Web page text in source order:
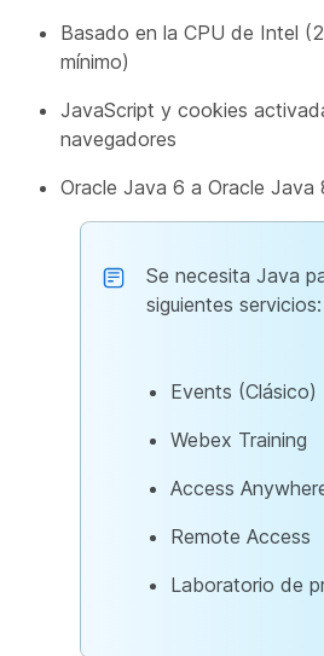
Basado en la CPU de Intel
mínimo)
JavaScript y cookies
navegadores
Oracle Java 6 a Oracle Java
Se necesita Java
siguientes servicios:
Events (Clásico)
Webex Training
Access
Remote Access
Laboratorio de